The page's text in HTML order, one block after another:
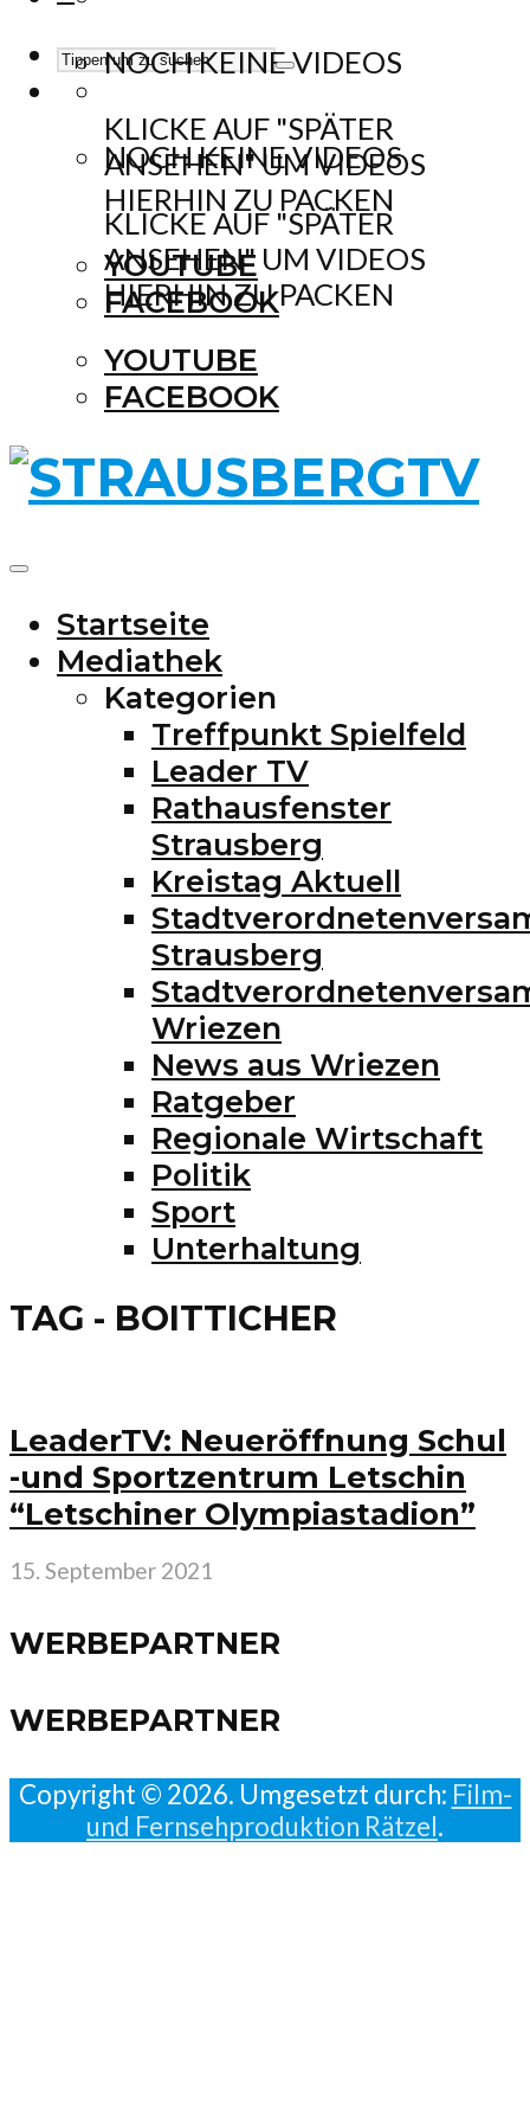
NOCH KEINE VIDEOS
KLICKE AUF "SPÄTER
ANSEHEN" UM VIDEOS
HIERHIN ZU PACKEN
YOUTUBE
FACEBOOK
NOCH KEINE VIDEOS
KLICKE AUF "SPÄTER
ANSEHEN" UM VIDEOS
HIERHIN ZU PACKEN
YOUTUBE
FACEBOOK
Startseite
Mediathek
Kategorien
Treffpunkt Spielfeld
Leader TV
Rathausfenster
Strausberg
Kreistag Aktuell
Strausberg
Wriezen
News aus Wriezen
Ratgeber
Regionale Wirtschaft
Politik
Sport
Unterhaltung
TAG - BOITTICHER
LeaderTV: Neueröffnung Schul
-und Sportzentrum Letschin
“Letschiner Olympiastadion”
15. September 2021
WERBEPARTNER
WERBEPARTNER
Copyright © 2026. Umgesetzt durch: Film-
und Fernsehproduktion Rätzel.